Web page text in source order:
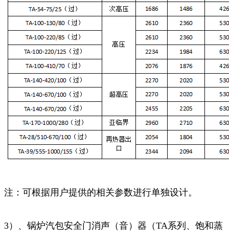
注：可根据用户提供的相关参数进行单独设计。
3）、锅炉汽包安全门消声（音）器（TA系列、饱和蒸